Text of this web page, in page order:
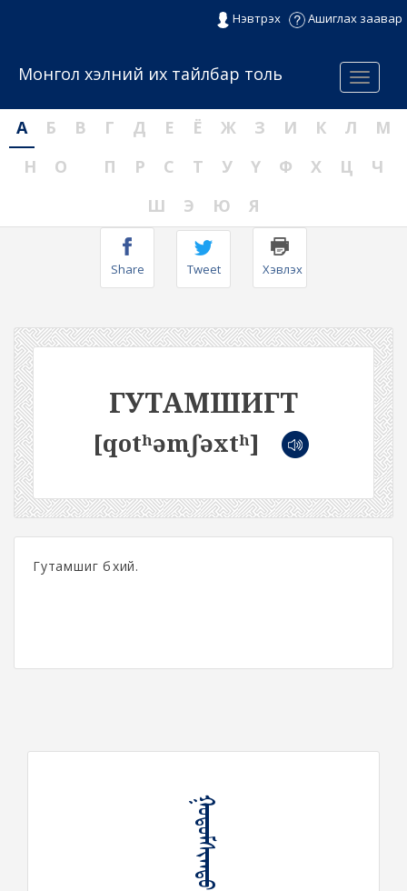
Нэвтрэх Ашиглах заавар
Menu
Монгол хэлний их тайлбар толь
А Б В Г Д Е Ё Ж З И К Л
М
Н
О П Р С Т У Ү Ф Х Ц
Ч
Ш
Э Ю Я
Share Tweet Хэвлэх
ГУТАМШИГТ
[qotʰəmʃəxtʰ]
Гутамшиг бүхий.
ᠭᠤᠲᠤᠮᠰᠢᠭᠲᠤ